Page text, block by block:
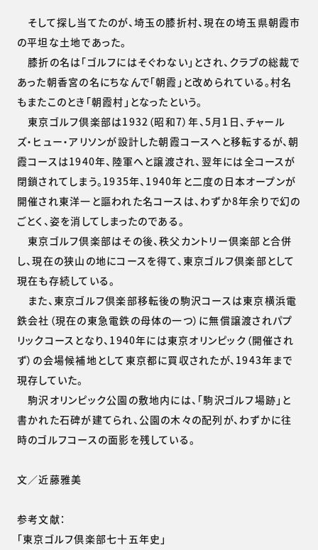
そして探し当てたのが、埼玉の膝折村、現在の埼玉県朝霞市
の平坦な土地であった。
膝折の名は「ゴルフにはそぐわない」とされ、クラブの総裁で
あった朝香宮の名にちなんで「朝霞」と改められている。村名
もまたこのとき「朝霞村」となったという。
東京ゴルフ倶楽部は1932（昭和7）年、5月1日、チャール
ズ・ヒュー・アリソンが設計した朝霞コースへと移転するが、朝
霞コースは1940年、陸軍へと譲渡され、翌年には全コースが
閉鎖されてしまう。1935年、1940年と二度の日本オープンが
開催され東洋一と謳われた名コースは、わずか8年余りで幻の
ごとく、姿を消してしまったのである。
東京ゴルフ倶楽部はその後、秩父カントリー倶楽部と合併
し、現在の狭山の地にコースを得て、東京ゴルフ倶楽部として
現在も存続している。
また、東京ゴルフ倶楽部移転後の駒沢コースは東京横浜電
鉄会社（現在の東急電鉄の母体の一つ）に無償譲渡されパプ
リックコースとなり、1940年には東京オリンピック（開催され
ず）の会場候補地として東京都に買収されたが、1943年まで
現存していた。
駒沢オリンピック公園の敷地内には、「駒沢ゴルフ場跡」と
書かれた石碑が建てられ、公園の木々の配列が、わずかに往
時のゴルフコースの面影を残している。
文／近藤雅美
参考文献：
「東京ゴルフ倶楽部七十五年史」